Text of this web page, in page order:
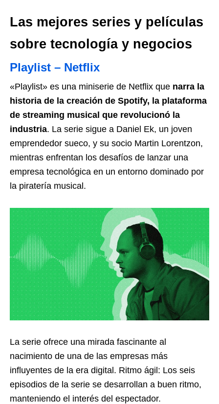
Las mejores series y películas
sobre tecnología y negocios
Playlist – Netflix
«Playlist» es una miniserie de Netflix que narra la
historia de la creación de Spotify, la plataforma
de streaming musical que revolucionó la
industria. La serie sigue a Daniel Ek, un joven
emprendedor sueco, y su socio Martin Lorentzon,
mientras enfrentan los desafíos de lanzar una
empresa tecnológica en un entorno dominado por
la piratería musical.
La serie ofrece una mirada fascinante al
nacimiento de una de las empresas más
influyentes de la era digital. Ritmo ágil: Los seis
episodios de la serie se desarrollan a buen ritmo,
manteniendo el interés del espectador.